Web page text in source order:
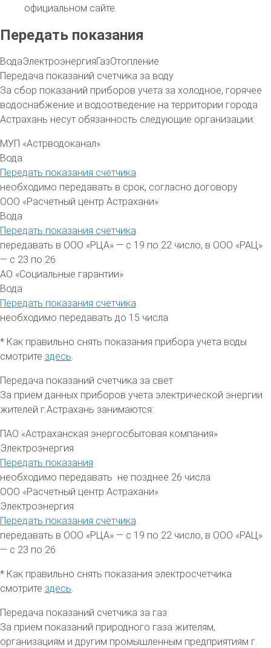
официальном сайте.
Передать показания
ВодаЭлектроэнергияГазОтопление
Передача показаний счетчика за воду
За сбор показаний приборов учета за холодное, горячее
водоснабжение и водоотведение на территории города
Астрахань несут обязанность следующие организации:
МУП «Астрводоканал»
Вода
Передать показания счетчика
необходимо передавать в срок, согласно договору
ООО «Расчетный центр Астрахани»
Вода
Передать показания счетчика
передавать в ООО «РЦА» — с 19 по 22 число, в ООО «РАЦ»
— с 23 по 26
АО «Социальные гарантии»
Вода
Передать показания счетчика
необходимо передавать до 15 числа
* Как правильно снять показания прибора учета воды
смотрите здесь
Передача показаний счетчика за свет
За прием данных приборов учета электрической энергии
жителей г.Астрахань занимаются:
ПАО «Астраханская энергосбытовая компания»
Электроэнергия
Передать показания
необходимо передавать не позднее 26 числа
ООО «Расчетный центр Астрахани»
Электроэнергия
Передать показания счетчика
передавать в ООО «РЦА» — с 19 по 22 число, в ООО «РАЦ»
— с 23 по 26
* Как правильно снять показания электросчетчика
смотрите здесь
Передача показаний счетчика за газ
За прием показаний природного газа жителям,
организациям и другим промышленным предприятиям г.